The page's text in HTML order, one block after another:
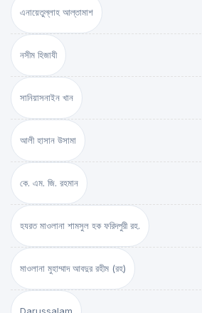
এনায়েতুল্লাহ আল্‌তামাশ
নসীম হিজাযী
সানিয়াসনাইন খান
আলী হাসান উসামা
কে. এম. জি. রহমান
হযরত মাওলানা শামসুল হক ফরিদপুরী রহ.
মাওলানা মুহাম্মাদ আবদুর রহীম (রহ)